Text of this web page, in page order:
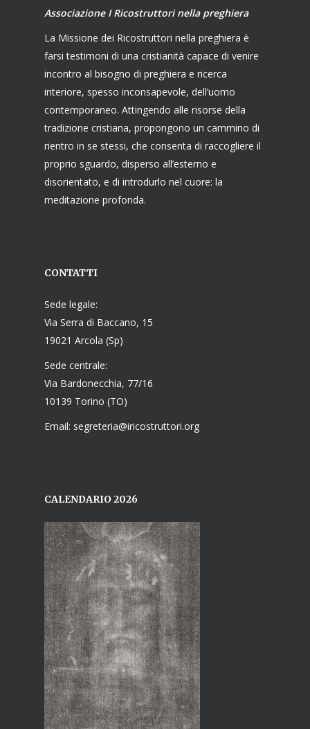
Associazione I Ricostruttori nella preghiera
La Missione dei Ricostruttori nella preghiera è
farsi testimoni di una cristianità capace di venire
incontro al bisogno di preghiera e ricerca
interiore, spesso inconsapevole, dell’uomo
contemporaneo. Attingendo alle risorse della
tradizione cristiana, propongono un cammino di
rientro in se stessi, che consenta di raccogliere il
proprio sguardo, disperso all’esterno e
disorientato, e di introdurlo nel cuore: la
meditazione profonda.
CONTATTI
Sede legale:
Via Serra di Baccano, 15
19021 Arcola (Sp)
Sede centrale:
Via Bardonecchia, 77/16
10139 Torino (TO)
Email: segreteria@iricostruttori.org
CALENDARIO 2026